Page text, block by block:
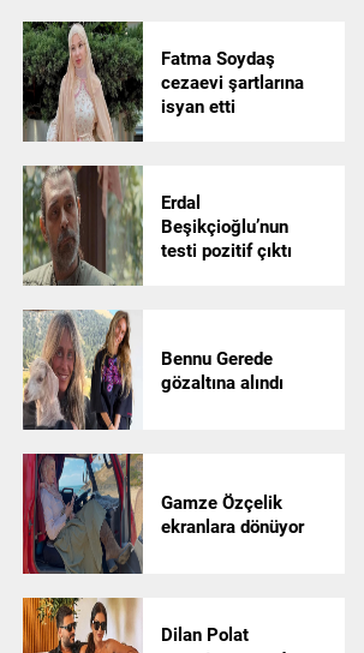
Fatma Soydaş
cezaevi şartlarına
isyan etti
Erdal
Beşikçioğlu’nun
testi pozitif çıktı
Bennu Gerede
gözaltına alındı
Gamze Özçelik
ekranlara dönüyor
Dilan Polat